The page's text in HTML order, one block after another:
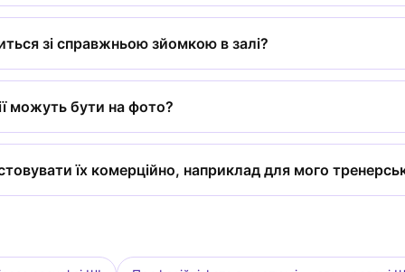
зі справжньою зйомкою в залі?
можуть бути на фото?
їх комерційно, наприклад для мого